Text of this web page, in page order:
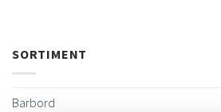
SORTIMENT
Barbord